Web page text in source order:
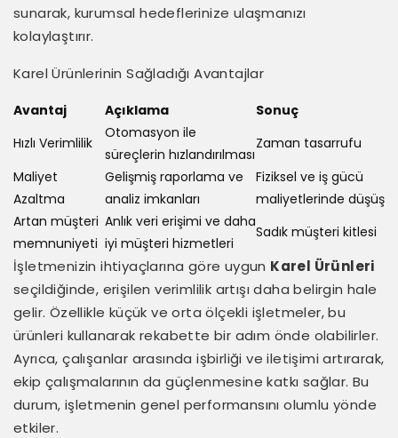
sunarak, kurumsal hedeflerinize ulaşmanızı
kolaylaştırır.
Karel Ürünlerinin Sağladığı Avantajlar
Avantaj Açıklama
Sonuç
Hızlı Verimlilik
Otomasyon ile
süreçlerin hızlandırılması
Zaman tasarrufu
Maliyet
Azaltma
Gelişmiş raporlama ve
analiz imkanları
Fiziksel ve iş gücü
maliyetlerinde düşüş
Artan müşteri
memnuniyeti
Anlık veri erişimi ve daha
iyi müşteri hizmetleri
Sadık müşteri kitlesi
İşletmenizin ihtiyaçlarına göre uygun Karel Ürünleri
seçildiğinde, erişilen verimlilik artışı daha belirgin hale
gelir. Özellikle küçük ve orta ölçekli işletmeler, bu
ürünleri kullanarak rekabette bir adım önde olabilirler.
Ayrıca, çalışanlar arasında işbirliği ve iletişimi artırarak,
ekip çalışmalarının da güçlenmesine katkı sağlar. Bu
durum, işletmenin genel performansını olumlu yönde
etkiler.